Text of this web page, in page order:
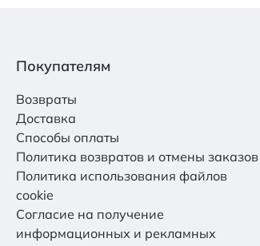
Покупателям
Возвраты
Доставка
Способы оплаты
Политика возвратов и отмены заказов
Политика использования файлов
cookie
Согласие на получение
информационных и рекламных